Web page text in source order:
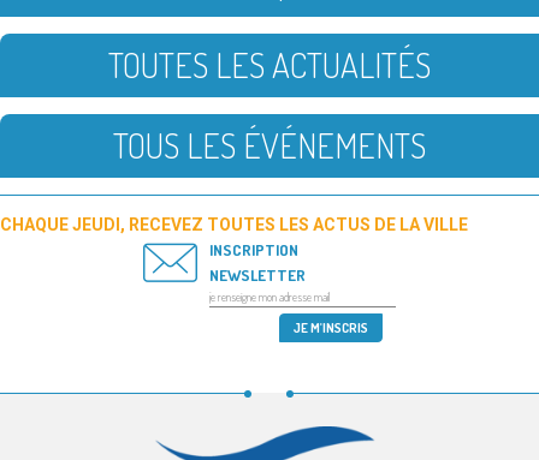
TOUTES LES ACTUALITÉS
TOUS LES ÉVÉNEMENTS
CHAQUE JEUDI, RECEVEZ TOUTES LES ACTUS DE LA VILLE
INSCRIPTION
NEWSLETTER